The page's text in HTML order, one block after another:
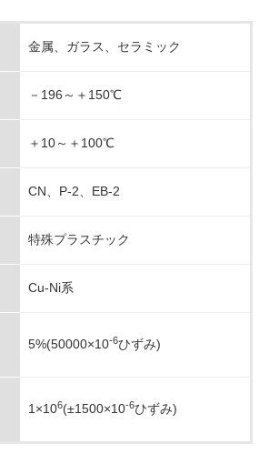
金属、ガラス、セラミック
－196～＋150℃
＋10～＋100℃
CN、P-2、EB-2
特殊プラスチック
Cu-Ni系
5%(50000×10-6ひずみ)
1×106(±1500×10-6ひずみ)